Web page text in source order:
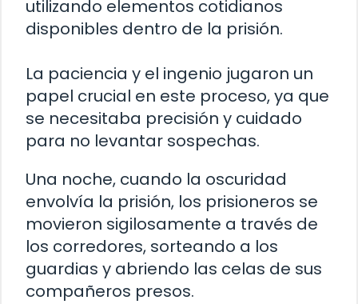
utilizando elementos cotidianos
disponibles dentro de la prisión.
La paciencia y el ingenio jugaron un
papel crucial en este proceso, ya que
se necesitaba precisión y cuidado
para no levantar sospechas.
Una noche, cuando la oscuridad
envolvía la prisión, los prisioneros se
movieron sigilosamente a través de
los corredores, sorteando a los
guardias y abriendo las celas de sus
compañeros presos.